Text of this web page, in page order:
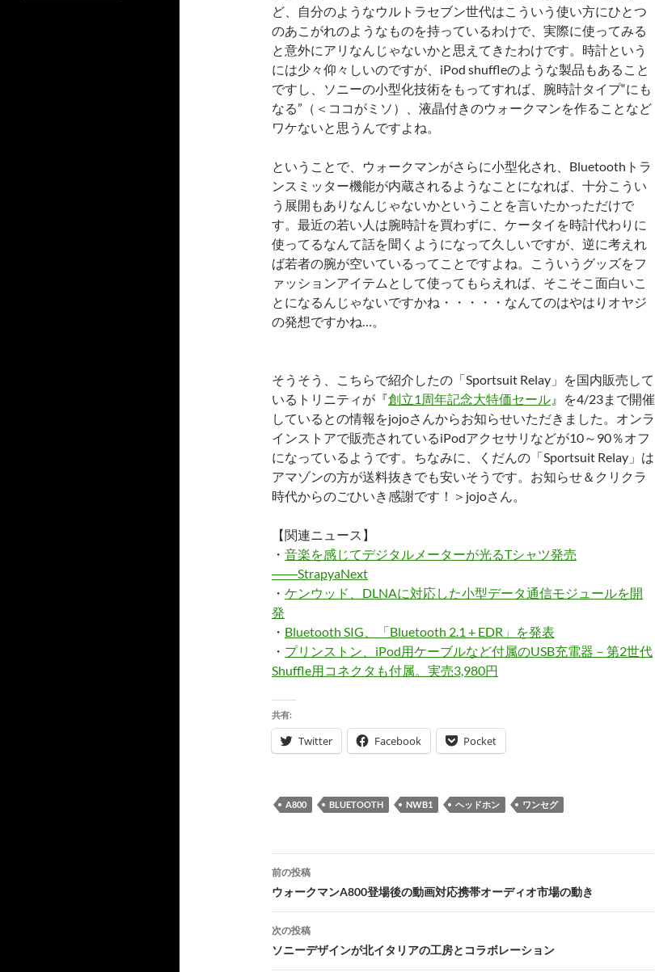
ど、自分のようなウルトラセブン世代はこういう使い方にひとつ
のあこがれのようなものを持っているわけで、実際に使ってみる
と意外にアリなんじゃないかと思えてきたわけです。時計という
には少々仰々しいのですが、iPod shuffleのような製品もあること
ですし、ソニーの小型化技術をもってすれば、腕時計タイプ“にも
なる”（＜ココがミソ）、液晶付きのウォークマンを作ることなど
ワケないと思うんですよね。
ということで、ウォークマンがさらに小型化され、Bluetoothトラ
ンスミッター機能が内蔵されるようなことになれば、十分こうい
う展開もありなんじゃないかということを言いたかっただけで
す。最近の若い人は腕時計を買わずに、ケータイを時計代わりに
使ってるなんて話を聞くようになって久しいですが、逆に考えれ
ば若者の腕が空いているってことですよね。こういうグッズをフ
ァッションアイテムとして使ってもらえれば、そこそこ面白いこ
とになるんじゃないですかね・・・・・なんてのはやはりオヤジ
の発想ですかね…。
そうそう、こちらで紹介したの「Sportsuit Relay」を国内販売して
いるトリニティが『創立1周年記念大特価セール 』を4/23まで開催
しているとの情報をjojoさんからお知らせいただきました。オンラ
インストアで販売されているiPodアクセサリなどが10～90％オフ
になっているようです。ちなみに、くだんの「Sportsuit Relay」は
アマゾンの方が送料抜きでも安いそうです。お知らせ＆クリクラ
時代からのごひいき感謝です！＞jojoさん。
【関連ニュース】
・ 音楽を感じてデジタルメーターが光るTシャツ発売
――StrapyaNext
・ ケンウッド、DLNAに対応した小型データ通信モジュールを開
発
・ Bluetooth SIG、「Bluetooth 2.1 + EDR」を発表
・ プリンストン、iPod用ケーブルなど付属のUSB充電器－第2世代
Shuffle用コネクタも付属。実売3,980円
共有:
Twitter Facebook Pocket
A800 BLUETOOTH NWB1 ヘッドホン ワンセグ
投
稿
ナ
ビ
前の投稿
ウォークマンA800登場後の動画対応携帯オーディオ市場の動き
次の投稿
ソニーデザインが北イタリアの工房とコラボレーション